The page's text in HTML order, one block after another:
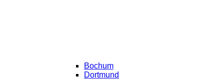
Bochum
Dortmund